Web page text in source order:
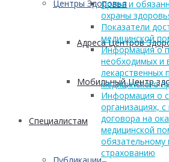
Центры Здоровья
Адреса Центров
Мобильный Центр
Cпециалистам
Права и
охраны
Показатели
медицинской
Информация о
необходимых и
лекарственных
медицинского
Информация о
организациях,
договора на
медицинской
обязательному
страхованию